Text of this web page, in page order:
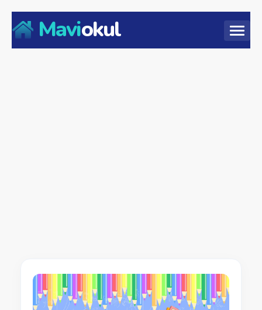
Maviokul